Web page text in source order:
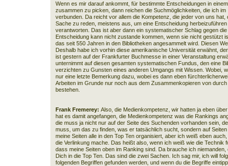
Wenn es mir darauf ankommt, für bestimmte Entscheidungen in
zusammen zu picken, dann reichen die Suchmöglichkeiten, die ich
verbunden. Da reicht vor allem die Kompetenz, die jeder von uns
Sache zu reden, meistens aus, um eine Entscheidung
verantworten. Das ist aber dann ein systematischer Schlag gegen
Entscheidung kann nicht zustande kommen, wenn sie nicht gestützt
das seit 550 Jahren in den Bibliotheken angesammelt wird. Diesen
Deshalb habe ich vorhin diese amerikanische Universität erwähnt,
ist gestern auf der Frankfurter Buchmesse in einer Veranstaltung
unternimmt auf diesen gesamten systematischen Fundus, den eine
verzichten zu Gunsten eines anderen Umgangs mit Wissen. Wobei,
nur eine letzte Bemerkung dazu, wobei es dann eben
Arbeiten im Grunde nur noch aus dem Zusammenkopieren von
bestehen.
Frank Fremerey: Also, die Medienkompetenz, wir hatten ja eben
hat es damit angefangen, die Medienkompetenz was die Rankings
die muss ja nicht nur auf der Seite des Suchenden vorhanden sein,
muss, um das zu finden, was er tatsächlich sucht, sondern auf
meine Seiten alle in den Top Ten organisiert, aber ich weiß eben
die Verlinkung mache. Das heißt also, wenn ich weiß wie die Technik
dass meine Seiten oben im Ranking sind. Da brauche ich
Dich in die Top Ten. Das sind die zwei Sachen. Ich sag mir, ich will
folgenden Begriffen gefunden werden, und wenn du die Begriffe